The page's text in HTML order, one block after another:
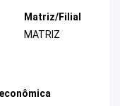
Matriz/Filial
MATRIZ